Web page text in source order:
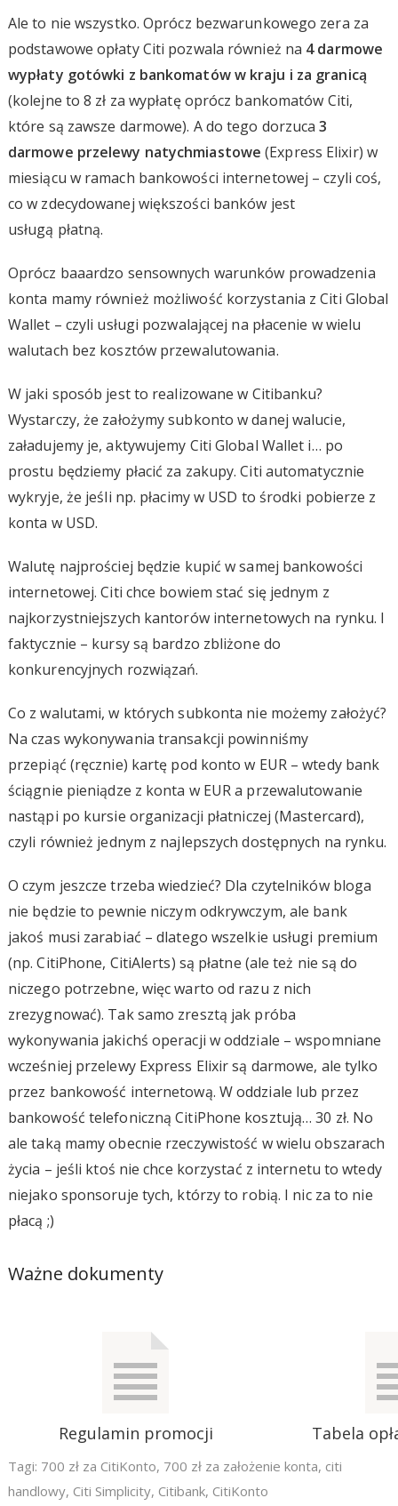
Ale to nie wszystko. Oprócz bezwarunkowego zera za
podstawowe opłaty Citi pozwala również na 4 darmowe
wypłaty gotówki z bankomatów w kraju i za granicą
(kolejne to 8 zł za wypłatę oprócz bankomatów Citi,
które są zawsze darmowe). A do tego dorzuca3
darmowe przelewy natychmiastowe (Express Elixir) w
miesiącu w ramach bankowości internetowej – czyli coś,
co w zdecydowanej większości banków jest
usługą płatną.
Oprócz baaardzo sensownych warunków prowadzenia
konta mamy również możliwość korzystania z Citi Global
Wallet – czyli usługi pozwalającej na płacenie w wielu
walutach bez kosztów przewalutowania.
W jaki sposób jest to realizowane w Citibanku?
Wystarczy, że założymy subkonto w danej walucie,
załadujemy je, aktywujemy Citi Global Wallet i… po
prostu będziemy płacić za zakupy. Citi automatycznie
wykryje, że jeśli np. płacimy w USD to środki pobierze z
konta w USD.
Walutę najprościej będzie kupić w samej bankowości
internetowej. Citi chce bowiem stać się jednym z
najkorzystniejszych kantorów internetowych na rynku. I
faktycznie – kursy są bardzo zbliżone do
konkurencyjnych rozwiązań.
Co z walutami, w których subkonta nie możemy założyć?
Na czas wykonywania transakcji powinniśmy
przepiąć (ręcznie) kartę pod konto w EUR – wtedy bank
ściągnie pieniądze z konta w EUR a przewalutowanie
nastąpi po kursie organizacji płatniczej (Mastercard),
czyli również jednym z najlepszych dostępnych na rynku.
O czym jeszcze trzeba wiedzieć? Dla czytelników bloga
nie będzie to pewnie niczym odkrywczym, ale bank
jakoś musi zarabiać – dlatego wszelkie usługi premium
(np. CitiPhone, CitiAlerts) są płatne (ale też nie są do
niczego potrzebne, więc warto od razu z nich
zrezygnować). Tak samo zresztą jak próba
wykonywania jakichś operacji w oddziale – wspomniane
wcześniej przelewy Express Elixir są darmowe, ale tylko
przez bankowość internetową. W oddziale lub przez
bankowość telefoniczną CitiPhone kosztują… 30 zł. No
ale taką mamy obecnie rzeczywistość w wielu obszarach
życia – jeśli ktoś nie chce korzystać z internetu to wtedy
niejako sponsoruje tych, którzy to robią. I nic za to nie
płacą ;)
Ważne dokumenty
Regulamin promocji Tabela
Tagi: 700 zł za CitiKonto, 700 zł za założenie konta, citi
handlowy, Citi Simplicity, Citibank, CitiKonto